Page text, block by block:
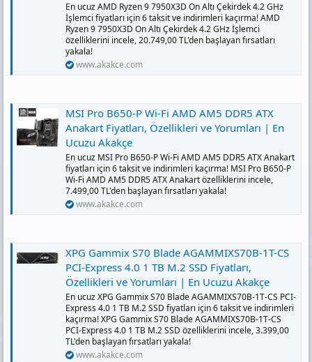
En ucuz AMD Ryzen 9 7950X3D On Altı Çekirdek 4.2 GHz
İşlemci fiyatları için 6 taksit ve indirimleri kaçırma! AMD
Ryzen 9 7950X3D On Altı Çekirdek 4.2 GHz İşlemci
özelliklerini incele, 20.749,00 TL'den başlayan fırsatları
yakala!
www.akakce.com
MSI Pro B650-P Wi-Fi AMD AM5 DDR5 ATX
Anakart Fiyatları, Özellikleri ve Yorumları | En
Ucuzu Akakçe
En ucuz MSI Pro B650-P Wi-Fi AMD AM5 DDR5 ATX Anakart
fiyatları için 6 taksit ve indirimleri kaçırma! MSI Pro B650-P
Wi-Fi AMD AM5 DDR5 ATX Anakart özelliklerini incele,
7.499,00 TL'den başlayan fırsatları yakala!
www.akakce.com
XPG Gammix S70 Blade AGAMMIXS70B-1T-CS
PCI-Express 4.0 1 TB M.2 SSD Fiyatları,
Özellikleri ve Yorumları | En Ucuzu Akakçe
En ucuz XPG Gammix S70 Blade AGAMMIXS70B-1T-CS PCI-
Express 4.0 1 TB M.2 SSD fiyatları için 6 taksit ve indirimleri
kaçırma! XPG Gammix S70 Blade AGAMMIXS70B-1T-CS
PCI-Express 4.0 1 TB M.2 SSD özelliklerini incele, 3.399,00
TL'den başlayan fırsatları yakala!
www.akakce.com